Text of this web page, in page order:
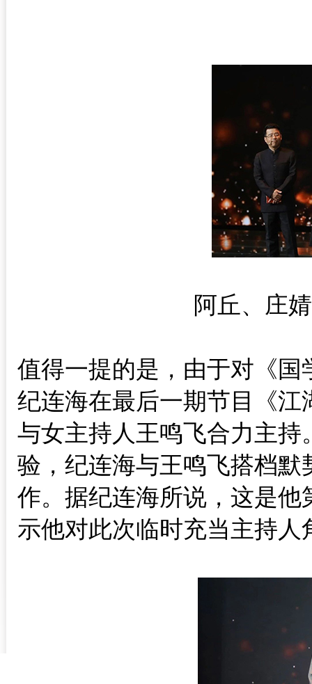
阿丘、庄
值得一提的是，由于对《
纪连海在最后一期节目《
与女主持人王鸣飞合力主持
验，纪连海与王鸣飞搭档默
作。 据纪连海所说，这是他
示他对此次临时充当主持